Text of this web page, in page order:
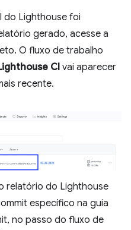
do Lighthouse foi
gerado, acesse a
O fluxo de trabalho
CI vai aparecer
recente.
relatório do Lighthouse
específico na guia
no passo do fluxo de